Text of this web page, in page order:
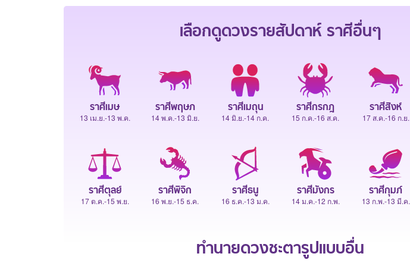
เลือกดูดวงรายสัปดาห์ราศีอื่นๆ
ราศีเมษ
13 เม.ย.-13 พ.ค.
ราศีพฤษภ
14 พ.ค.-13 มิ.ย.
ราศีเมถุน
14 มิ.ย.-14 ก.ค.
ราศีกรกฎ
15 ก.ค.-16 ส.ค.
ราศีสิงห์
17 ส.ค.-16 ก.ย.
ราศีตุลย์
17 ต.ค.-15 พ.ย.
ราศีพิจิก
16 พ.ย.-15 ธ.ค.
ราศีธนู
16 ธ.ค.-13 ม.ค.
ราศีมังกร
14 ม.ค.-12 ก.พ.
ราศีกุมภ์
13 ก.พ.-13 มี.ค.
ทำนายดวงชะตารูปแบบอื่น